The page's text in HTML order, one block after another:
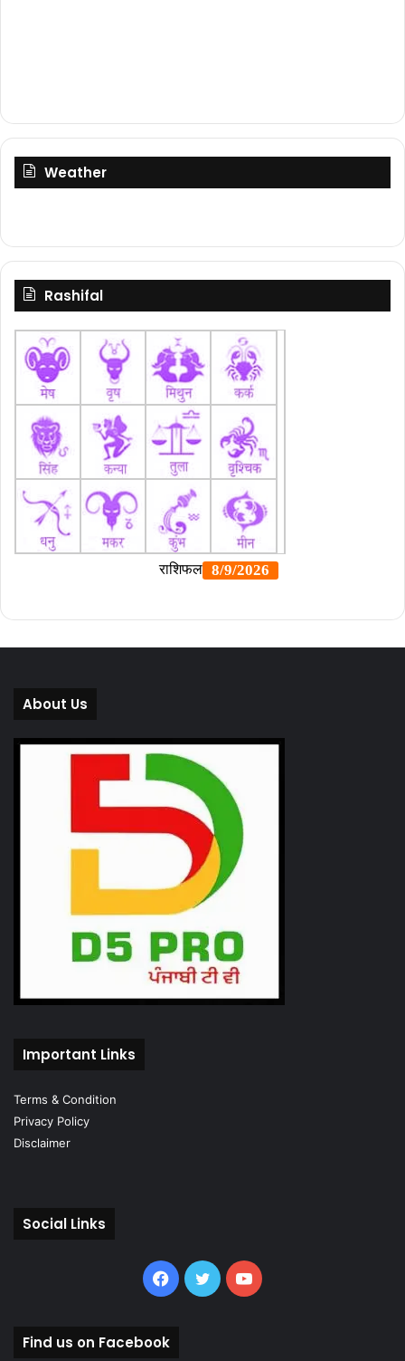
Weather
Rashifal
About Us
Important Links
Terms & Condition
Privacy Policy
Disclaimer
Social Links
Facebook
TwitterYouTube
Find us on Facebook